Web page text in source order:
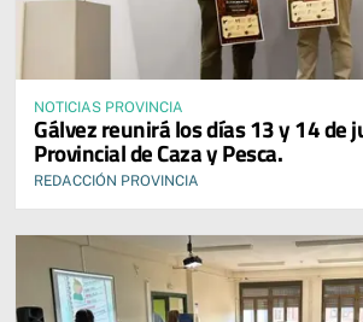
NOTICIAS PROVINCIA
Gálvez reunirá los días 13 y 14 de
Provincial de Caza y Pesca.
REDACCIÓN PROVINCIA